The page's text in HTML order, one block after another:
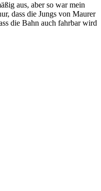
aus, aber so war mein
dass die Jungs von Maurer
die Bahn auch fahrbar wird